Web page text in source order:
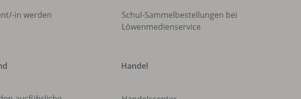
-in werden
Schul-Sammelbestellungen bei
Löwenmedienservice
Handel